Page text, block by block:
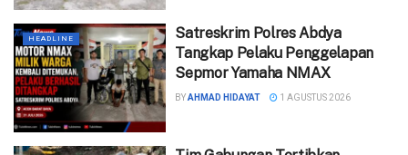
HEADLINE
Satreskrim Polres Abdya
Tangkap Pelaku Penggelapan
Sepmor Yamaha NMAX
BYAHMAD HIDAYAT 1 AGUSTUS 2026